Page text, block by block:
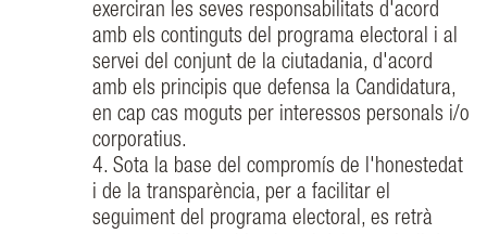
exerciran les seves responsabilitats d'acord
amb els continguts del programa electoral i al
servei del conjunt de la ciutadania, d'acord
amb els principis que defensa la Candidatura,
en cap cas moguts per interessos personals i/o
corporatius.
4. Sota la base del compromís de l'honestedat
i de la transparència, per a facilitar el
seguiment del programa electoral, es retrà